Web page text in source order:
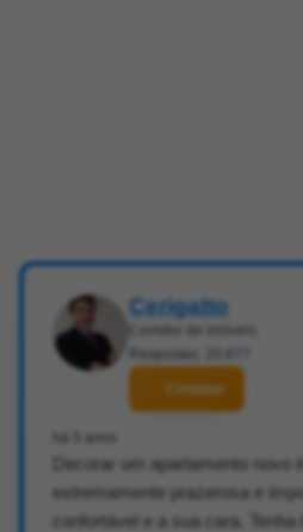
Cerigatto
Corretor de imóveis
Respostas: 20.877
Contatar
há 5 anos
Decorar um apartamento novo
extremamente prazerosa e
confortável e a sua cara.